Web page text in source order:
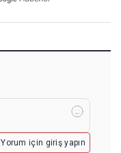
Yorum için giriş yapın